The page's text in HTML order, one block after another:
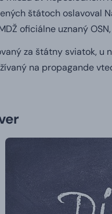
štátoch oslavoval
oficiálne uznaný
za štátny sviatok,
na propagande